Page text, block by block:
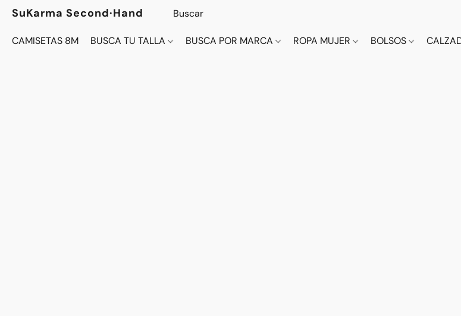
SuKarma Second·Hand
CAMISETAS 8M BUSCA TU TALLA BUSCA POR MARCA ROPA MUJER BOLSOS